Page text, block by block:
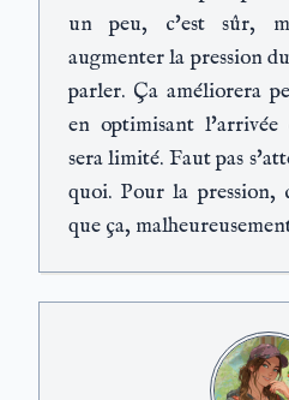
un peu, c'est sûr,
augmenter la pression
parler. Ça améliorera
en optimisant
sera limité. Faut pas
quoi. Pour la pression,
que ça,